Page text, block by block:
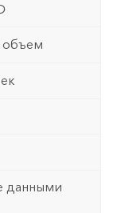
объем
данными